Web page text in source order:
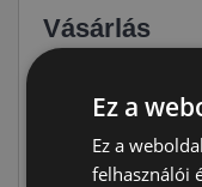
Vásárlás
Raktáron:
Ez a
Ez a
felhasználói